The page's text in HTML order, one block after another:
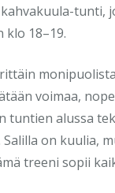
tunti,
18–19.
voimaa,
tuntien alussa
on kuulia,
treeni sopii